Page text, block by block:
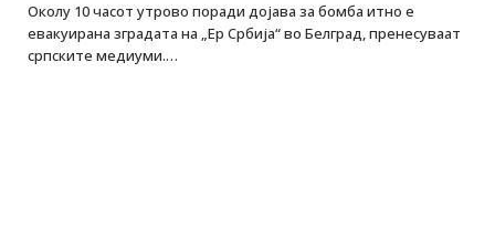
Околу 10 часот утрово поради дојава за бомба итно е
евакуирана зградата на „Ер Србија“ во Белград, пренесуваат
српските медиуми.…